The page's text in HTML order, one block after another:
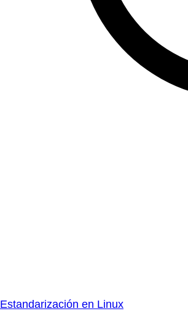
Estandarización en Linux